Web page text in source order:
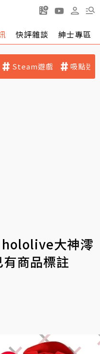
快評雜談 紳士專區
Steam遊戲 吸點迷
大神澪
商品標註